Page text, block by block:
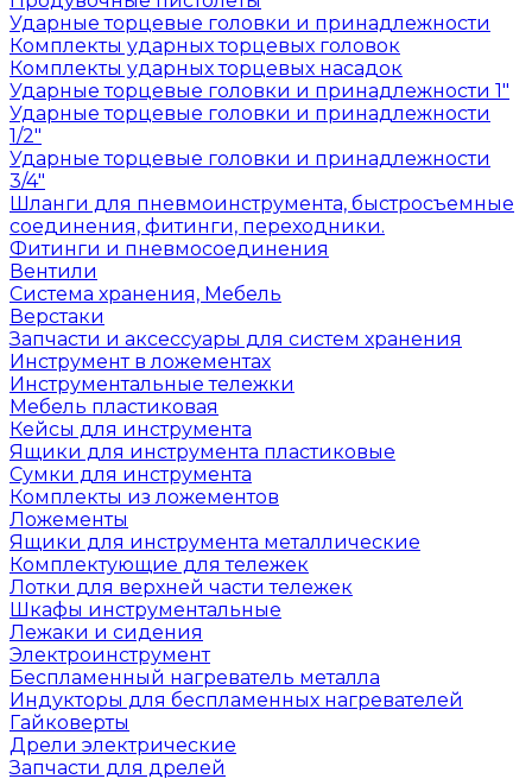
Ударные торцевые головки и принадлежности
Комплекты ударных торцевых головок
Комплекты ударных торцевых насадок
Ударные торцевые головки и принадлежности 1"
Ударные торцевые головки и принадлежности
1/2"
Ударные торцевые головки и принадлежности
3/4"
Шланги для пневмоинструмента, быстросъемные
соединения, фитинги, переходники.
Фитинги и пневмосоединения
Вентили
Система хранения, Мебель
Верстаки
Запчасти и аксессуары для систем хранения
Инструмент в ложементах
Инструментальные тележки
Мебель пластиковая
Кейсы для инструмента
Ящики для инструмента пластиковые
Сумки для инструмента
Комплекты из ложементов
Ложементы
Ящики для инструмента металлические
Комплектующие для тележек
Лотки для верхней части тележек
Шкафы инструментальные
Лежаки и сидения
Электроинструмент
Беспламенный нагреватель металла
Индукторы для беспламенных нагревателей
Гайковерты
Дрели электрические
Запчасти для дрелей